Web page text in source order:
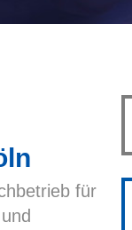
für